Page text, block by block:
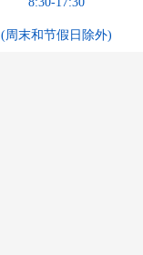
(周末和节假日除外)